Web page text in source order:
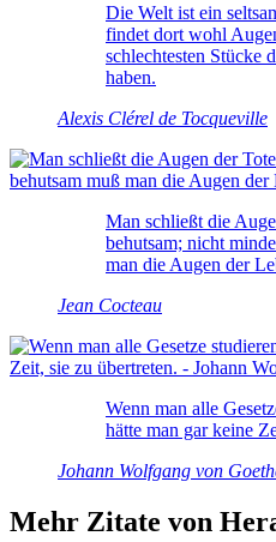
Die Welt ist ein
findet dort wohl
schlechtesten Stücke
haben.
Alexis Clérel de Tocqueville
Man schließt die
behutsam; nicht
man die Augen der
Jean Cocteau
Wenn man alle
hätte man gar keine
Johann Wolfgang von
Mehr Zitate von